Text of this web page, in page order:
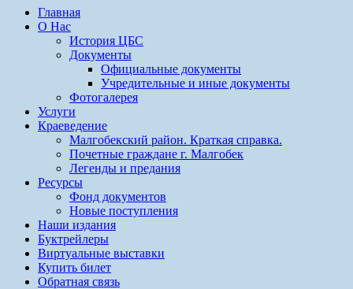
Главная
О Нас
История ЦБС
Документы
Официальные документы
Учредительные и иные документы
Фотогалерея
Услуги
Краеведение
Малгобекский район. Краткая справка.
Почетные граждане г. Малгобек
Легенды и предания
Ресурсы
Фонд документов
Новые поступления
Наши издания
Буктрейлеры
Виртуальные выставки
Купить билет
Обратная связь